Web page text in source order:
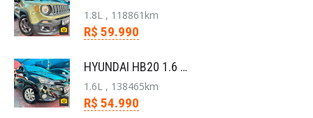
1.8L , 118861km
R$ 59.990
HYUNDAI HB20 1.6 COMFORT PLUS 16V FLEX 4P AUTOMÁTI
1.6L , 138465km
R$ 54.990